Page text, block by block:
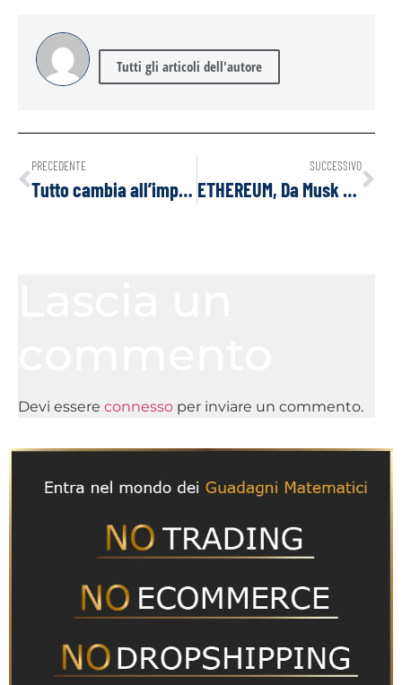
Tutti gli articoli dell'autore
PRECEDENTE
Tutto cambia all’improvviso, e si scopre che UN NUOVO MOSTRO SI NASCONDE NEL SISTEMA
SUCCESSIVO
ETHEREUM, Da Musk a Trump, fino a Goldman Sachs. Di fatto 1 MESE fa nessuno poteva prevederlo
Devi essere connesso per inviare un commento.